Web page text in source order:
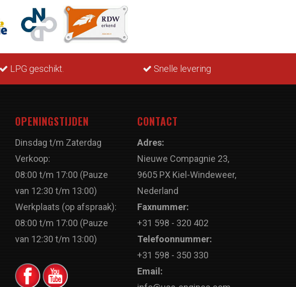
LPG geschikt. Snelle levering
OPENINGSTIJDEN
Dinsdag t/m Zaterdag
Verkoop:
08:00 t/m 17:00 (Pauze
van 12:30 t/m 13:00)
Werkplaats (op afspraak):
08:00 t/m 17:00 (Pauze
van 12:30 t/m 13:00)
CONTACT
Adres:
Nieuwe Compagnie 23,
9605 PX Kiel-Windeweer,
Nederland
Faxnummer:
+31 598 - 320 402
Telefoonnummer:
+31 598 - 350 330
Email: